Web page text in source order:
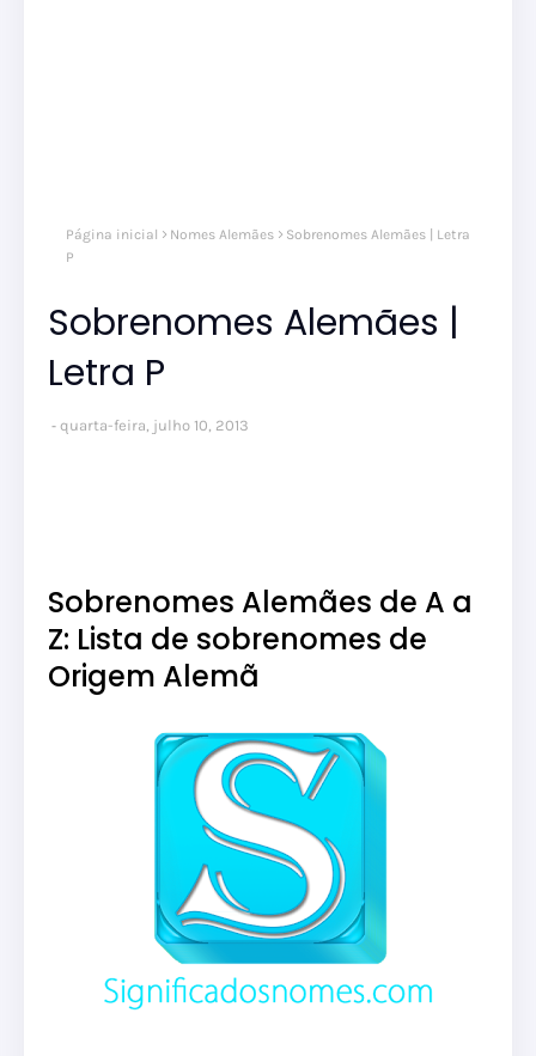
Página inicial Nomes Alemães
Sobrenomes Alemães | Letra
P
Sobrenomes Alemães |
Letra P
quarta-feira, julho 10, 2013
Sobrenomes Alemães de A a
Z: Lista de sobrenomes de
Origem Alemã